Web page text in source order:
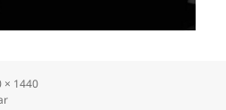
× 1440
zu Demenz-geralt-pixabay-com